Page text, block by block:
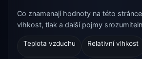
Co znamenají hodnoty na této
vlhkost, tlak a další pojmy
Teplota vzduchu Relativní vlhkost